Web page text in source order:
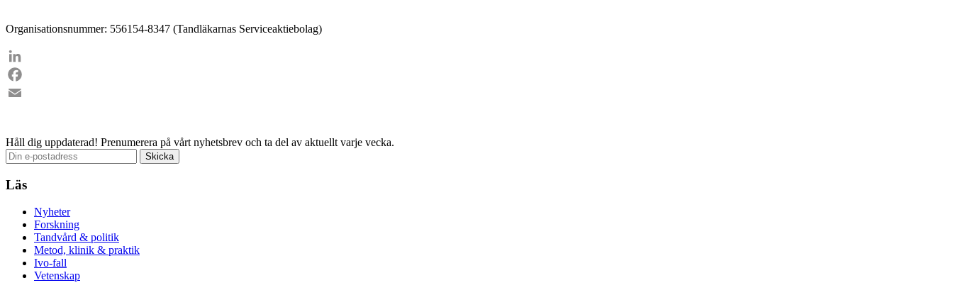
Organisationsnummer: 556154-8347 (Tandläkarnas Serviceaktiebolag)
LinkedIn
Facebook
Håll dig uppdaterad! Prenumerera på vårt nyhetsbrev och ta del av aktuellt varje vecka.
Läs
Nyheter
Forskning
Tandvård & politik
Metod, klinik & praktik
Ivo-fall
Vetenskap